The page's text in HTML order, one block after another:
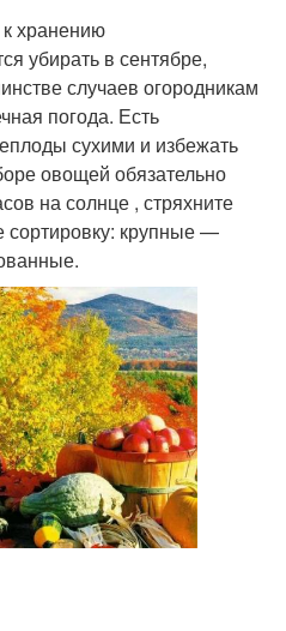
хранению
убирать в сентябре,
случаев огородникам
погода. Есть
сухими и избежать
овощей обязательно
на солнце , стряхните
крупные —